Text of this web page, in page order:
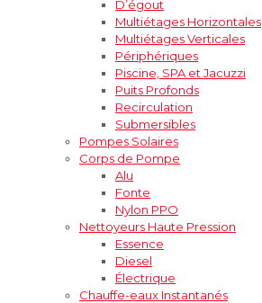
D’égout
Multiétages Horizontales
Multiétages Verticales
Périphériques
Piscine, SPA et Jacuzzi
Puits Profonds
Recirculation
Submersibles
Pompes Solaires
Corps de Pompe
Alu
Fonte
Nylon PPO
Nettoyeurs Haute Pression
Essence
Diesel
Électrique
Chauffe-eaux Instantanés